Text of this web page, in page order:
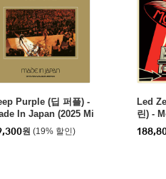
Purple (딥 퍼플) -
In Japan (2025 Mi
[2LP]원 (19% 할인)
Led
린) -